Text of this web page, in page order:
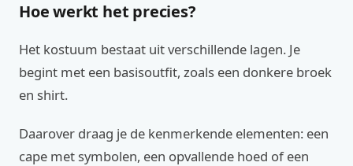
Hoe werkt het precies?
Het kostuum bestaat uit verschillende lagen. Je
begint met een basisoutfit, zoals een donkere broek
en shirt.
Daarover draag je de kenmerkende elementen: een
cape met symbolen, een opvallende hoed of een